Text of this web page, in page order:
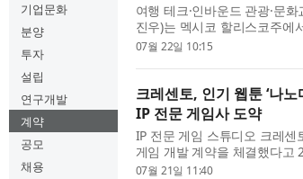
기업문화
분양
투자
설립
연구개발
계약
공모
채용
여행 테크·인바운드 관광·문
진우)는 멕시코 할리스코주에
트)’를 주최하는 SJ컬처엔터
07월 22일 10:15
크레센토, 인기 웹툰 ‘나
IP 전문 게임사 도약
IP 전문 게임 스튜디오 크레센
게임 개발 계약을 체결했다고
는 글로벌 서비스를 이어가고
07월 21일 11:40